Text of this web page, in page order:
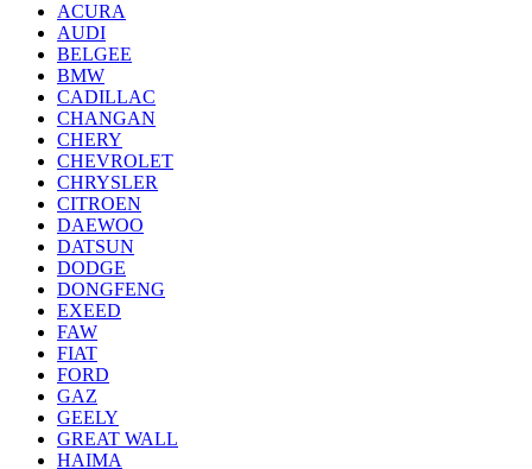
ACURA
AUDI
BELGEE
BMW
CADILLAC
CHANGAN
CHERY
CHEVROLET
CHRYSLER
CITROEN
DAEWOO
DATSUN
DODGE
DONGFENG
EXEED
FAW
FIAT
FORD
GAZ
GEELY
GREAT WALL
HAIMA